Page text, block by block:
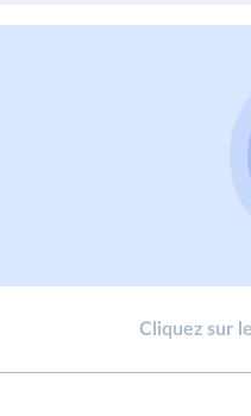
Cliquez sur